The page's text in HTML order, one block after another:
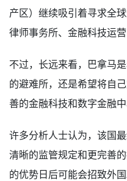
产区）继续吸引着寻求全
律师事务所、金融科技运
不过，长远来看，巴拿马
的避难所，还是希望将自
善的金融科技和数字金融中
许多分析人士认为，该国
清晰的监管规定和更完善
的优势日后可能会招致外